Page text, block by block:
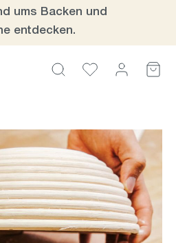
ums Backen und
entdecken.